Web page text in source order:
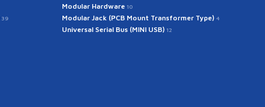
Modular Hardware 10
39 Modular Jack (PCB Mount Transformer Type) 4
Universal Serial Bus (MINI USB) 12